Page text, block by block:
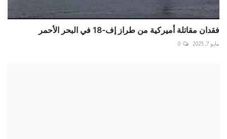
فقدان مقاتلة أميركية من طراز إف-18 في البحر الأحمر
مايو 7, 2025 0